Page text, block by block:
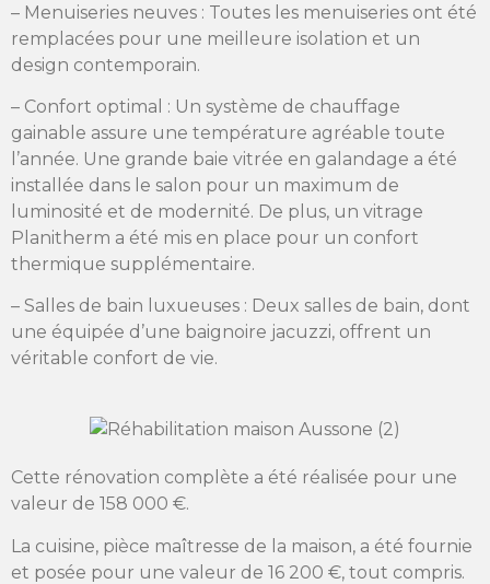
– Menuiseries neuves : Toutes les menuiseries ont été
remplacées pour une meilleure isolation et un
design contemporain.
– Confort optimal : Un système de chauffage
gainable assure une température agréable toute
l’année. Une grande baie vitrée en galandage a été
installée dans le salon pour un maximum de
luminosité et de modernité. De plus, un vitrage
Planitherm a été mis en place pour un confort
thermique supplémentaire.
– Salles de bain luxueuses : Deux salles de bain, dont
une équipée d’une baignoire jacuzzi, offrent un
véritable confort de vie.
Cette rénovation complète a été réalisée pour une
valeur de 158 000 €.
La cuisine, pièce maîtresse de la maison, a été fournie
et posée pour une valeur de 16 200 €, tout compris.